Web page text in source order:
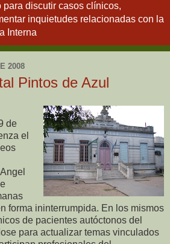
para discutir casos clínicos,
inquietudes relacionadas con la
Interna
2008
Pintos de Azul
de
el
forma ininterrumpida. En los mismos
de pacientes autóctonos del
para actualizar temas vinculados